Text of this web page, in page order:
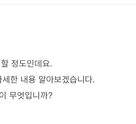
정도인데요.
한 내용 알아보겠습니다.
무엇입니까?